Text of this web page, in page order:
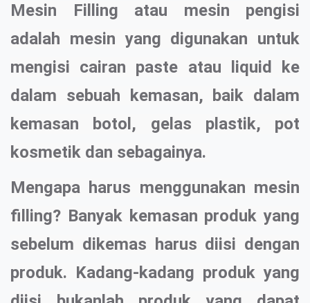
Mesin Filling atau mesin pengisi
adalah mesin yang digunakan untuk
mengisi cairan paste atau liquid ke
dalam sebuah kemasan, baik dalam
kemasan botol, gelas plastik, pot
kosmetik dan sebagainya.
Mengapa harus menggunakan mesin
filling? Banyak kemasan produk yang
sebelum dikemas harus diisi dengan
produk. Kadang-kadang produk yang